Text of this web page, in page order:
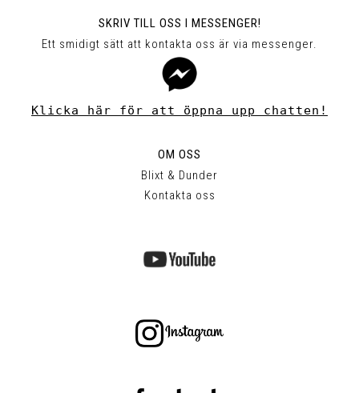
SKRIV TILL OSS I MESSENGER!
Ett smidigt sätt att kontakta oss är via messenger.
Klicka här för att öppna upp chatten!
OM OSS
Blixt & Dunder
Kontakta oss